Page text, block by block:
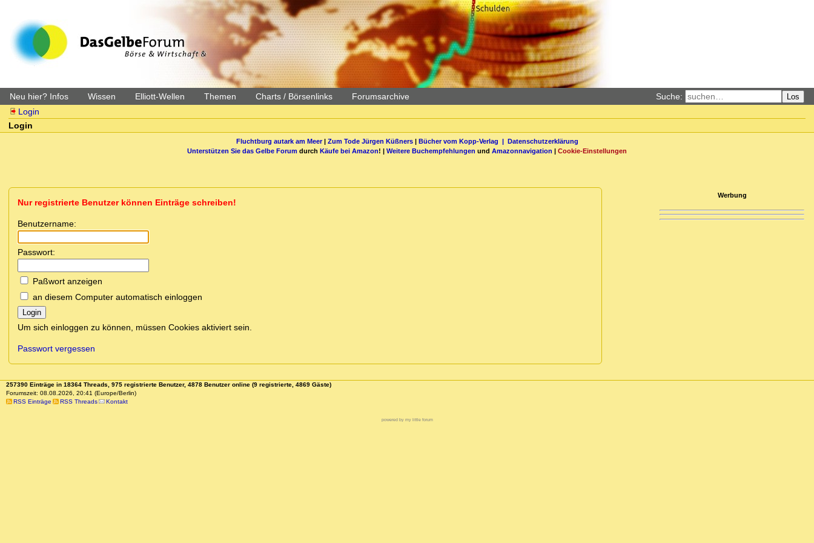
Neu hier? Infos Wissen Elliott-Wellen Themen Charts / Börsenlinks Forumsarchive Suche: Los
Login
Login
Fluchtburg autark am Meer| Zum Tode Jürgen Küßners| Bücher vom Kopp-Verlag | Datenschutzerklärung
Unterstützen Sie das Gelbe Forum durch Käufe bei Amazon! | Weitere Buchempfehlungen und Amazonnavigation | Cookie-Einstellungen
Nur registrierte Benutzer können Einträge schreiben!
Benutzername:
Passwort:
Paßwort anzeigen
an diesem Computer automatisch einloggen
Login
Um sich einloggen zu können, müssen Cookies aktiviert sein.
Passwort vergessen
Werbung
257390 Einträge in 18364 Threads, 975 registrierte Benutzer, 4878 Benutzer online (9 registrierte, 4869 Gäste)
Forumszeit: 08.08.2026, 20:41 (Europe/Berlin)
RSS Einträge
RSS Threads Kontakt
powered by my little forum